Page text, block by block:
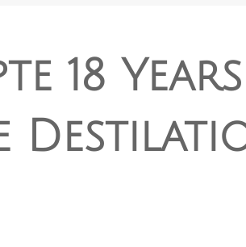
18